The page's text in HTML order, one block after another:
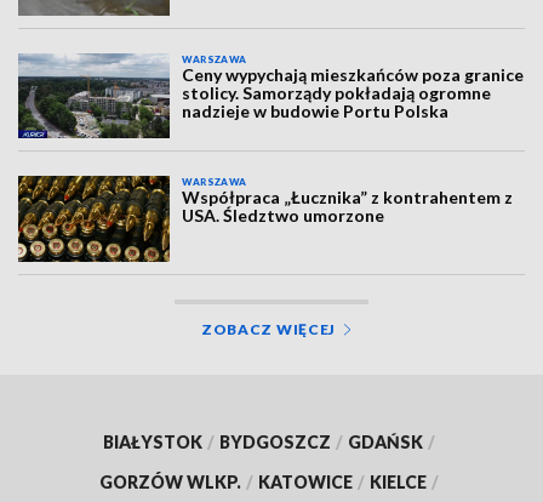
WARSZAWA
Ceny wypychają mieszkańców poza granice
stolicy. Samorządy pokładają ogromne
nadzieje w budowie Portu Polska
WARSZAWA
Współpraca „Łucznika” z kontrahentem z
USA. Śledztwo umorzone
ZOBACZ WIĘCEJ
BIAŁYSTOK / BYDGOSZCZ / GDAŃSK /
GORZÓW WLKP. / KATOWICE / KIELCE /